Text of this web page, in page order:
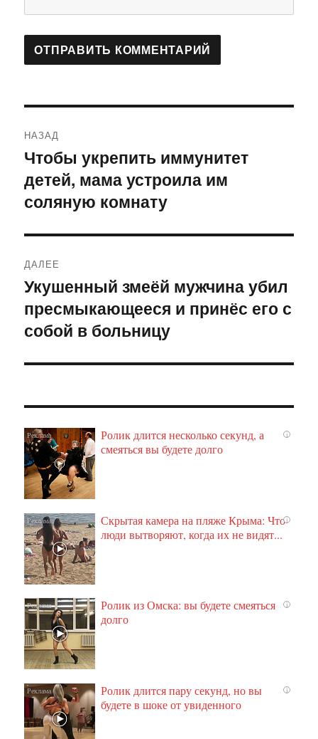
по
записям
НАЗАД
Предыдущая
запись:
Чтобы укрепить иммунитет
детей, мама устроила им
соляную комнату
ДАЛЕЕ
Следующая
запись:
Укушенный змеёй мужчина убил
пресмыкающееся и принёс его с
собой в больницу
i
Ролик длится несколько секунд, а
смеяться вы будете долго
i
Скрытая камера на пляже Крыма: Что
люди вытворяют, когда их не видят...
i
Ролик из Омска: вы будете смеяться
долго
i
Ролик длится пару секунд, но вы
будете в шоке от увиденного